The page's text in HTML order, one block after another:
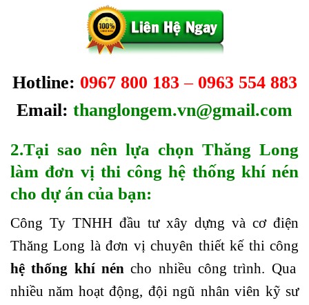
Hotline: 0967 800 183 – 0963 554 883
Email: thanglongem.vn@gmail.com
2.Tại sao nên lựa chọn Thăng Long
làm đơn vị thi công hệ thống khí nén
cho dự án của bạn:
Công Ty TNHH đầu tư xây dựng và cơ điện
Thăng Long là đơn vị chuyên thiết kế thi công
hệ thống khí nén cho nhiều công trình. Qua
nhiều năm hoạt động, đội ngũ nhân viên kỹ sư